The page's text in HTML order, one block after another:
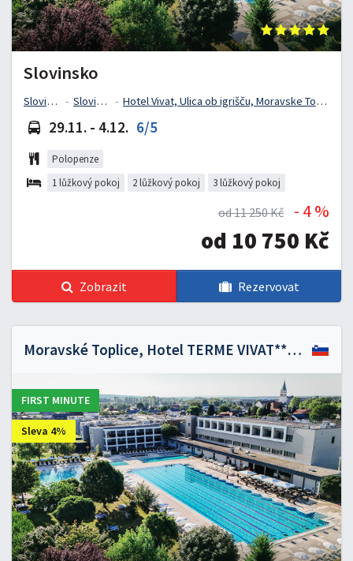
Slovinsko
Slovinsko Slovinsko Hotel Vivat, Ulica ob igrišču, Moravske Toplice, Slovinsko
29.11. - 4.12. 6/5
Polopenze
1 lůžkový pokoj
2 lůžkový pokoj 3 lůžkový pokoj
od 11 250 Kč - 4 %
od 10 750 Kč
Zobrazit Rezervovat
Moravské Toplice, Hotel TERME VIVAT*****
FIRST MINUTE
Sleva 4%